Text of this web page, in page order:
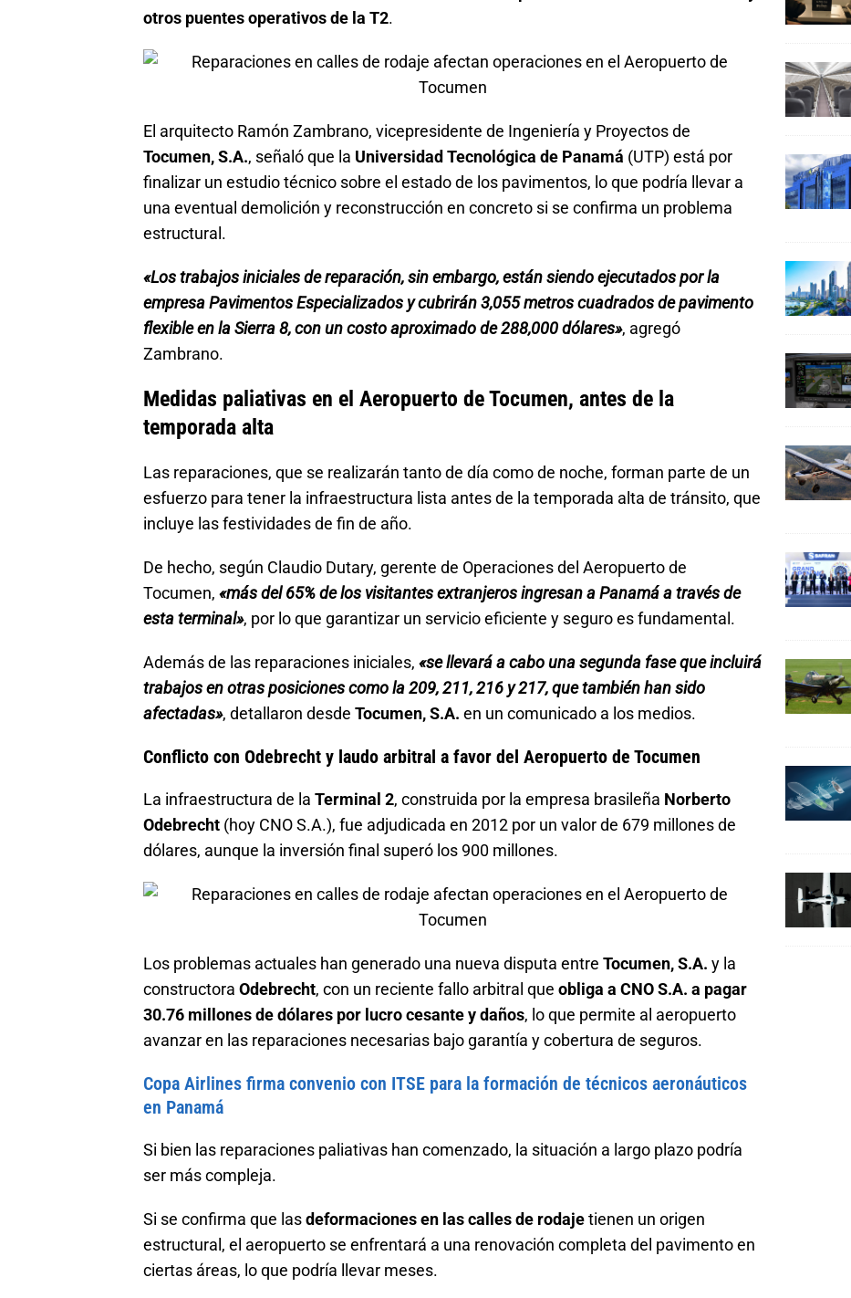
otros puentes operativos de la T2.
El arquitecto Ramón Zambrano, vicepresidente de Ingeniería y Proyectos de
Tocumen, S.A., señaló que la Universidad Tecnológica de Panamá (UTP) está por
finalizar un estudio técnico sobre el estado de los pavimentos, lo que podría llevar a
una eventual demolición y reconstrucción en concreto si se confirma un problema
estructural.
«Los trabajos iniciales de reparación, sin embargo, están siendo ejecutados por la
empresa Pavimentos Especializados y cubrirán 3,055 metros cuadrados de pavimento
flexible en la Sierra 8, con un costo aproximado de 288,000 dólares», agregó
Zambrano.
Medidas paliativas en el Aeropuerto de Tocumen, antes de la
temporada alta
Las reparaciones, que se realizarán tanto de día como de noche, forman parte de un
esfuerzo para tener la infraestructura lista antes de la temporada alta de tránsito, que
incluye las festividades de fin de año.
De hecho, según Claudio Dutary, gerente de Operaciones del Aeropuerto de
Tocumen, «más del 65% de los visitantes extranjeros ingresan a Panamá a través de
esta terminal», por lo que garantizar un servicio eficiente y seguro es fundamental.
Además de las reparaciones iniciales, «se llevará a cabo una segunda fase que incluirá
trabajos en otras posiciones como la 209, 211, 216 y 217, que también han sido
afectadas», detallaron desde Tocumen, S.A. en un comunicado a los medios.
Conflicto con Odebrecht y laudo arbitral a favor del Aeropuerto de Tocumen
La infraestructura de la Terminal 2, construida por la empresa brasileña Norberto
Odebrecht (hoy CNO S.A.), fue adjudicada en 2012 por un valor de 679 millones de
dólares, aunque la inversión final superó los 900 millones.
Los problemas actuales han generado una nueva disputa entre Tocumen, S.A. y la
constructora Odebrecht, con un reciente fallo arbitral que obliga a CNO S.A. a pagar
30.76 millones de dólares por lucro cesante y daños, lo que permite al aeropuerto
avanzar en las reparaciones necesarias bajo garantía y cobertura de seguros.
Copa Airlines firma convenio con ITSE para la formación de técnicos aeronáuticos
en Panamá
Si bien las reparaciones paliativas han comenzado, la situación a largo plazo podría
ser más compleja.
Si se confirma que lasdeformaciones en las calles de rodajetienen un origen
estructural, el aeropuerto se enfrentará a una renovación completa del pavimento en
ciertas áreas, lo que podría llevar meses.